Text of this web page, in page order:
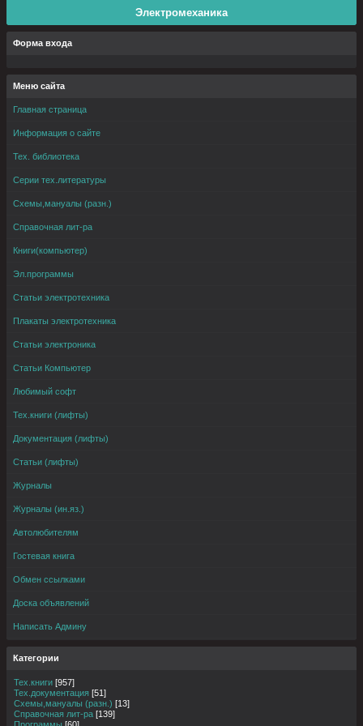
Электромеханика
Форма входа
Меню сайта
Главная страница
Информация о сайте
Тех. библиотека
Серии тех.литературы
Схемы,мануалы (разн.)
Справочная лит-ра
Книги(компьютер)
Эл.программы
Статьи электротехника
Плакаты электротехника
Статьи электроника
Статьи Компьютер
Любимый софт
Тех.книги (лифты)
Документация (лифты)
Статьи (лифты)
Журналы
Журналы (ин.яз.)
Автолюбителям
Гостевая книга
Обмен ссылками
Доска объявлений
Написать Админу
Категории
Тех.книги [957]
Тех.документация [51]
Схемы,мануалы (разн.) [13]
Справочная лит-ра [139]